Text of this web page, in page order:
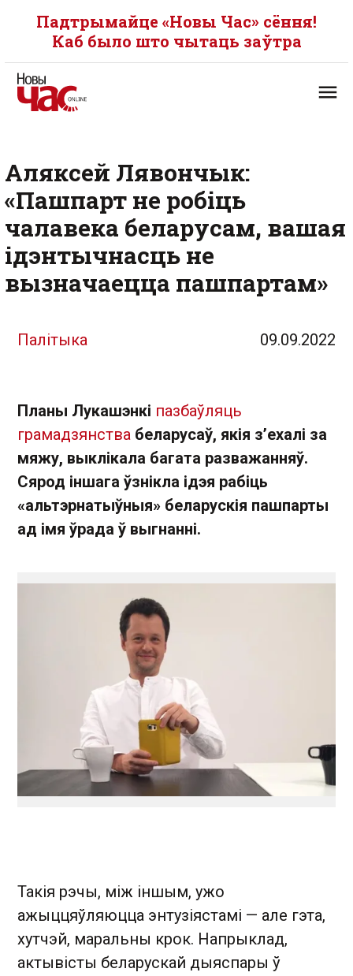
Падтрымайце «Новы Час» сёння!
Каб было што чытаць заўтра
Аляксей Лявончык:
«Пашпарт не робіць
чалавека беларусам, вашая
ідэнтычнасць не
вызначаецца пашпартам»
Палітыка 09.09.2022
Планы Лукашэнкі пазбаўляць
грамадзянства беларусаў, якія з’ехалі за
мяжу, выклікала багата разважанняў.
Сярод іншага ўзнікла ідэя рабіць
«альтэрнатыўныя» беларускія пашпарты
ад імя ўрада ў выгнанні.
Такія рэчы, між іншым, ужо
ажыццяўляюцца энтузіястамі — але гэта,
хутчэй, маральны крок. Напрыклад,
актывісты беларускай дыяспары ў